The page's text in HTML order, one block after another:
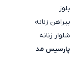
بلوز
پیراهن زنانه
شلوار زنانه
پارسیس مد